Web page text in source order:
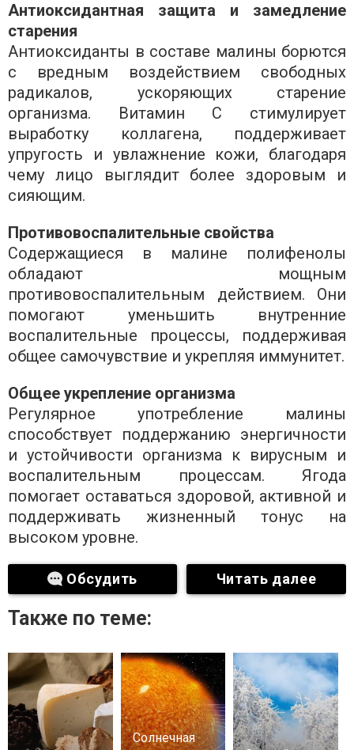
Антиоксидантная защита и замедление
старения
Антиоксиданты в составе малины борются
с вредным воздействием свободных
радикалов, ускоряющих старение
организма. Витамин С стимулирует
выработку коллагена, поддерживает
упругость и увлажнение кожи, благодаря
чему лицо выглядит более здоровым и
сияющим.
Противовоспалительные свойства
Содержащиеся в малине полифенолы
обладают мощным
противовоспалительным действием. Они
помогают уменьшить внутренние
воспалительные процессы, поддерживая
общее самочувствие и укрепляя иммунитет.
Общее укрепление организма
Регулярное употребление малины
способствует поддержанию энергичности
и устойчивости организма к вирусным и
воспалительным процессам. Ягода
помогает оставаться здоровой, активной и
поддерживать жизненный тонус на
высоком уровне.
Обсудить Читать далее
Также по теме:
Солнечная